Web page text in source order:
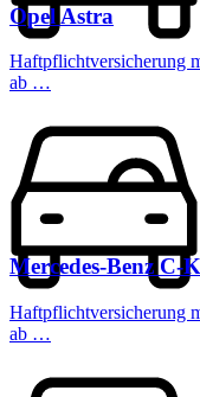
Opel Astra
Haftpflichtversicherung
ab …
Mercedes-Benz C-
Haftpflichtversicherung
ab …